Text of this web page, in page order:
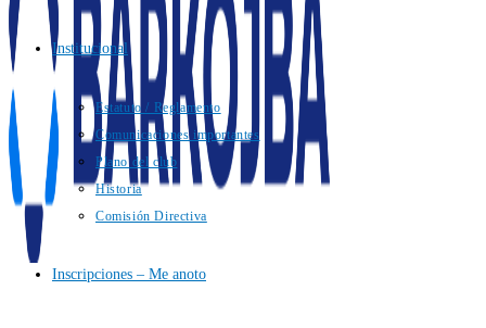
Institucional
Estatuto / Reglamento
Comunicaciones importantes
Plano del club
Historia
Comisión Directiva
Inscripciones – Me anoto